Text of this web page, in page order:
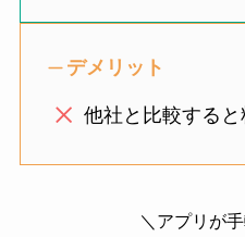
デメリット
他社と比較する
＼アプリが